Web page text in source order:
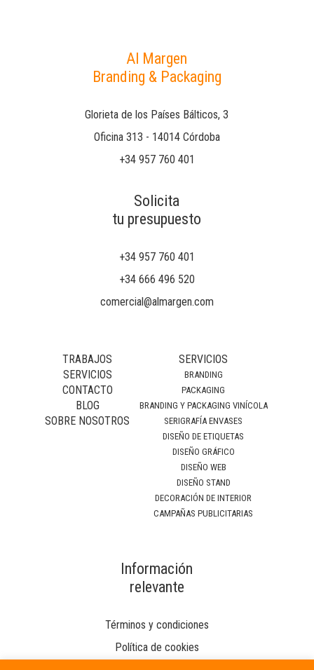
Al Margen
Branding & Packaging
Glorieta de los Países Bálticos, 3
Oficina 313 - 14014 Córdoba
+34 957 760 401
Solicita
tu presupuesto
+34 957 760 401
+34 666 496 520
comercial@almargen.com
TRABAJOS
SERVICIOS
CONTACTO
BLOG
SOBRE NOSOTROS
SERVICIOS
BRANDING
PACKAGING
BRANDING Y PACKAGING VINÍCOLA
SERIGRAFÍA ENVASES
DISEÑO DE ETIQUETAS
DISEÑO GRÁFICO
DISEÑO WEB
DISEÑO STAND
DECORACIÓN DE INTERIOR
CAMPAÑAS PUBLICITARIAS
Información
relevante
Términos y condiciones
Política de cookies